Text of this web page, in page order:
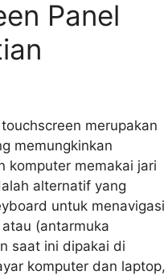
Panel
merupakan
memungkinkan
komputer memakai jari
alternatif yang
untuk menavigasi
(antarmuka
saat ini dipakai di
komputer dan laptop,